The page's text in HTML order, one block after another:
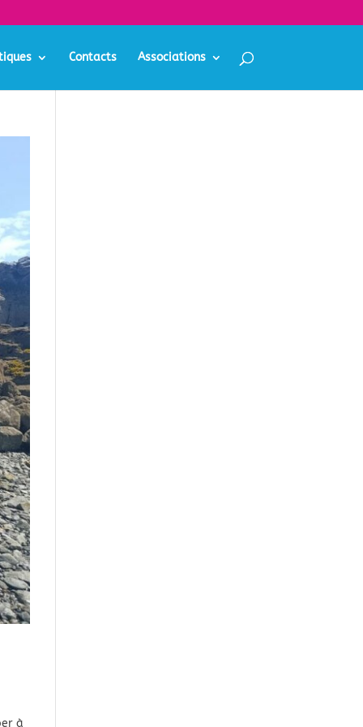
Contacts Associations
à